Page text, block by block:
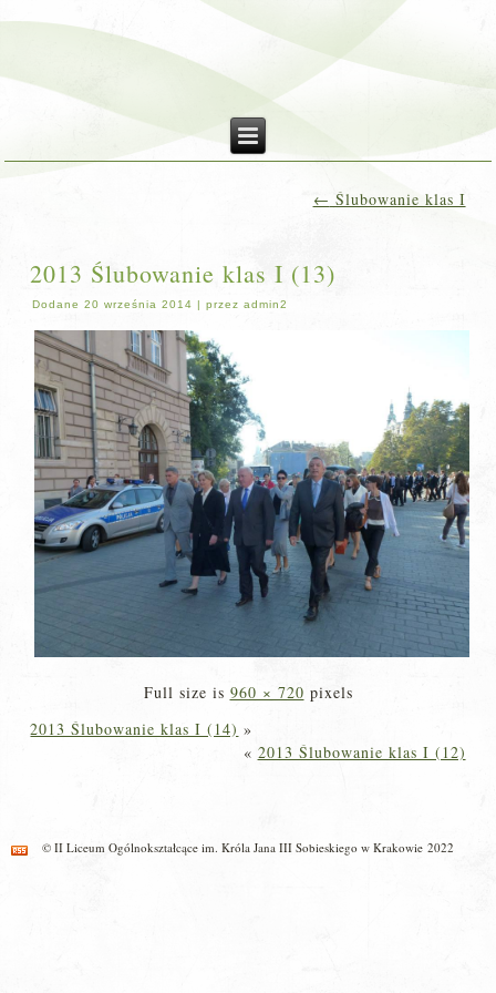
← Ślubowanie klas I
2013 Ślubowanie klas I (13)
Dodane 20 września 2014 |przez admin2
Full size is 960 × 720 pixels
2013 Ślubowanie klas I (14) »
« 2013 Ślubowanie klas I (12)
© II Liceum Ogólnokształcące im. Króla Jana III Sobieskiego w Krakowie 2022